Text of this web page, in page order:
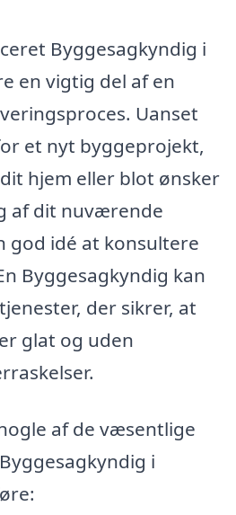
Byggesagkyndig i
en vigtig del af en
Uanset
et nyt byggeprojekt,
hjem eller blot ønsker
af dit nuværende
god idé at konsultere
Byggesagkyndig kan
der sikrer, at
glat og uden
af de væsentlige
i